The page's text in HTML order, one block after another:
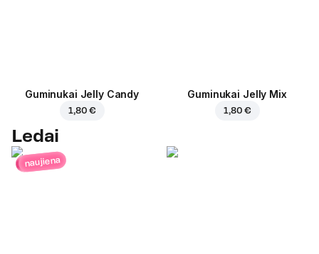
Guminukai Jelly Candy
1,80 €
Guminukai Jelly Mix
1,80 €
Ledai
naujiena